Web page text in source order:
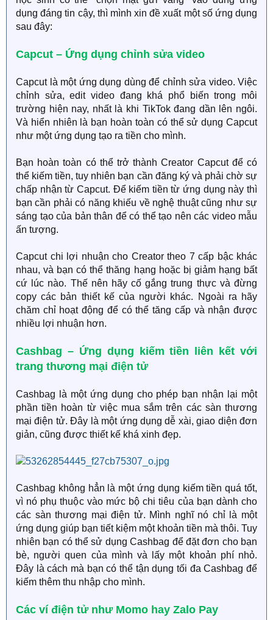
dụng đáng tin cậy, thì mình xin đề xuất một số ứng dụng
sau đây:
Capcut – Ứng dụng chỉnh sửa video
Capcut là một ứng dụng dùng để chỉnh sửa video. Việc
chỉnh sửa, edit video đang khá phổ biến trong môi
trường hiện nay, nhất là khi TikTok đang dần lên ngôi.
Và hiển nhiên là bạn hoàn toàn có thể sử dụng Capcut
như một ứng dụng tạo ra tiền cho mình.
Bạn hoàn toàn có thể trở thành Creator Capcut để có
thể kiếm tiền, tuy nhiên bạn cần đăng ký và phải chờ sự
chấp nhận từ Capcut. Để kiếm tiền từ ứng dụng này thì
bạn cần phải có năng khiếu về nghệ thuật cũng như sự
sáng tạo của bản thân để có thể tạo nên các video mẫu
ấn tượng.
Capcut chi lợi nhuận cho Creator theo 7 cấp bậc khác
nhau, và bạn có thể thăng hạng hoặc bị giảm hạng bất
cứ lúc nào. Thế nên hãy cố gắng trung thực và đừng
copy các bản thiết kế của người khác. Ngoài ra hãy
chăm chỉ hoạt động để có thể tăng cấp và nhận được
nhiều lợi nhuận hơn.
Cashbag – Ứng dụng kiếm tiền liên kết với
trang thương mại điện tử
Cashbag là một ứng dụng cho phép bạn nhận lại một
phần tiền hoàn từ việc mua sắm trên các sàn thương
mại điện tử. Đây là một ứng dụng dễ xài, giao diện đơn
giản, cũng được thiết kế khá xinh đẹp.
Cashbag không hẳn là một ứng dụng kiếm tiền quá tốt,
vì nó phụ thuộc vào mức bộ chi tiêu của bạn dành cho
các sàn thương mại điện tử. Mình nghĩ nó chỉ là một
ứng dụng giúp bạn tiết kiệm một khoản tiền mà thôi. Tuy
nhiên bạn có thể sử dụng Cashbag để đặt đơn cho bạn
bè, người quen của mình và lấy một khoản phí nhỏ.
Đây là cách mà bạn có thể tận dụng tối đa Cashbag để
kiếm thêm thu nhập cho mình.
Các ví điện tử như Momo hay Zalo Pay